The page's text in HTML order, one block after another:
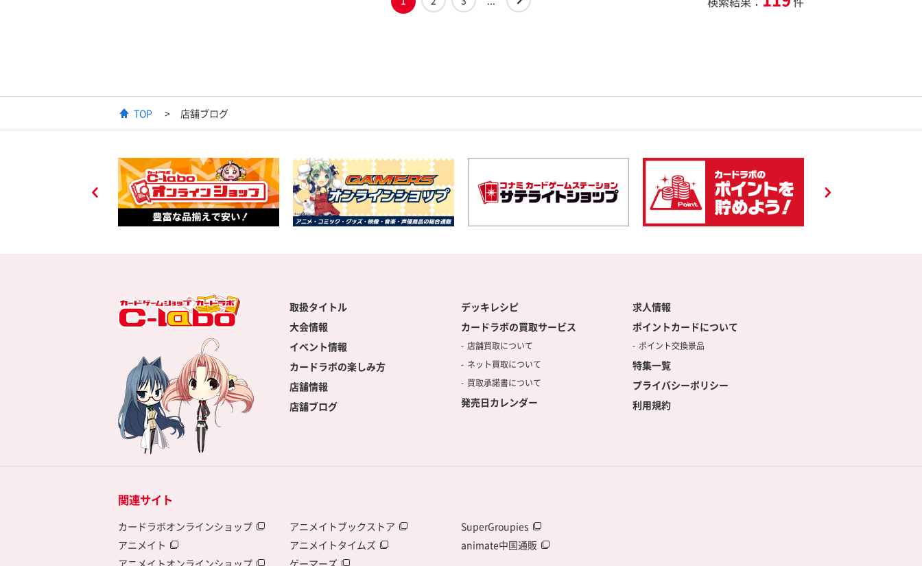
TOP 店舗ブログ
取扱タイトル
大会情報
イベント情報
カードラボの楽しみ方
店舗情報
店舗ブログ
デッキレシピ
カードラボの買取サービス
店舗買取について
ネット買取について
買取承諾書について
発売日カレンダー
求人情報
ポイントカードについて
ポイント交換景品
特集一覧
プライバシーポリシー
利用規約
関連サイト
カードラボオンラインショップ
アニメイト
アニメイトオンラインショップ
アニメイトブックストア
アニメイトタイムズ
ゲーマーズ
SuperGroupies
animate中国通販